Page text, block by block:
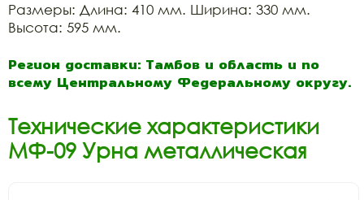
Размеры: Длина: 410 мм. Ширина: 330 мм.
Высота: 595 мм.
Регион доставки: Тамбов и область и по
всему Центральному Федеральному округу.
Технические характеристики
МФ-09 Урна металлическая